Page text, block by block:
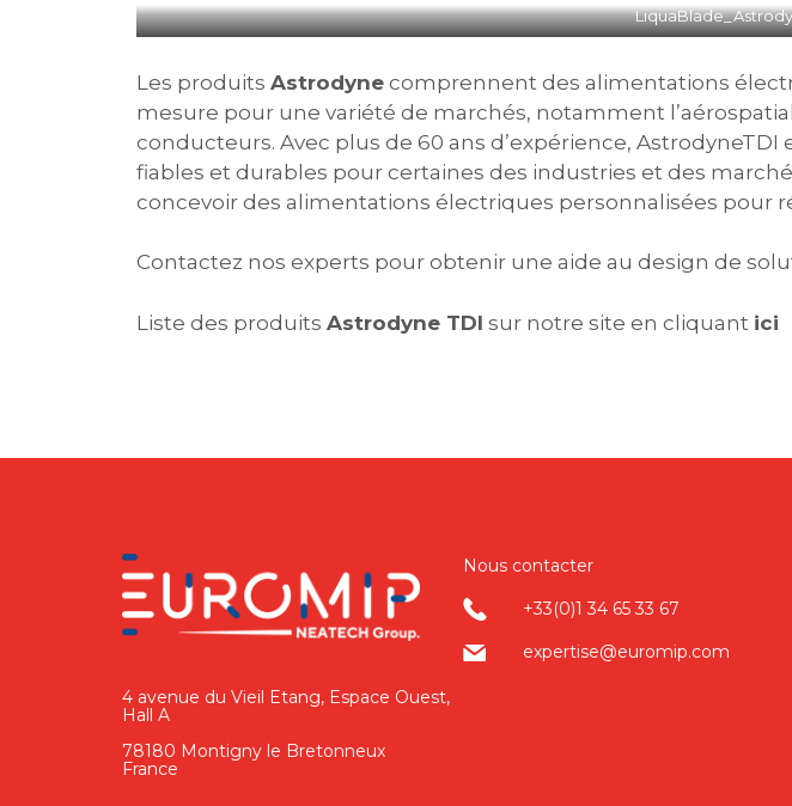
Les produits Astrodyne comprennent des alimentations
mesure pour une variété de marchés, notamment
conducteurs. Avec plus de 60 ans d’expérience,
fiables et durables pour certaines des industries et des
concevoir des alimentations électriques personnalisées pour
Contactez nos experts pour obtenir une aide au design de
Liste des produits Astrodyne TDI sur notre site en cliquant ici
4 avenue du Vieil Etang, Espace Ouest,
Hall A
78180 Montigny le Bretonneux
France
Nous contacter
+33(0)1 34 65 33 67
expertise@euromip.com